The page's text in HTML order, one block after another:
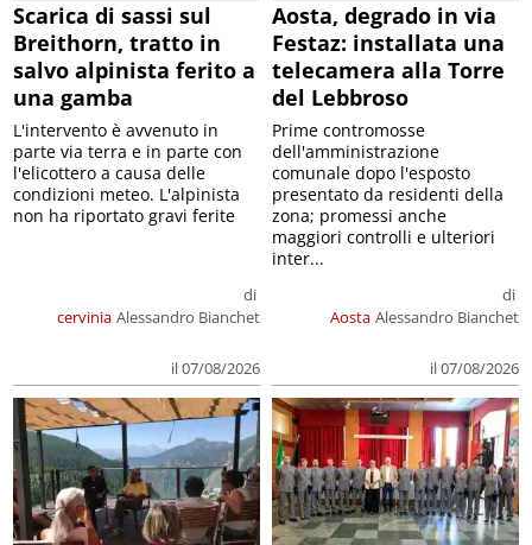
Scarica di sassi sul
Breithorn, tratto in
salvo alpinista ferito a
una gamba
cervinia
di
Alessandro Bianchet
il 07/08/2026
L'intervento è avvenuto in
parte via terra e in parte con
l'elicottero a causa delle
condizioni meteo. L'alpinista
non ha riportato gravi ferite
Aosta, degrado in via
Festaz: installata una
telecamera alla Torre
del Lebbroso
Aosta
di
Alessandro Bianchet
il 07/08/2026
Prime contromosse
dell'amministrazione
comunale dopo l'esposto
presentato da residenti della
zona; promessi anche
maggiori controlli e ulteriori
inter...